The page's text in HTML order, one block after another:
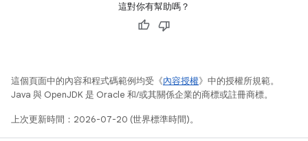
這對你有幫助嗎？
這個頁面中的內容和程式碼範例均受《內容授權》中的授權所規範。
Java 與 OpenJDK 是 Oracle 和/或其關係企業的商標或註冊商標。
上次更新時間：2026-07-20 (世界標準時間)。